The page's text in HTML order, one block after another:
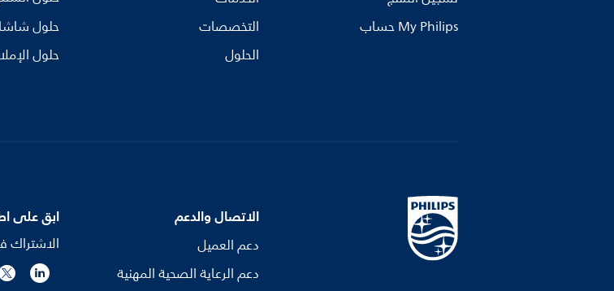
My Philips حساب
التخصصات
الحلول
حلول
حلول
الاتصال والدعم
دعم العميل
دعم الرعاية الصحية المهنية
ابق على
الاشتراك